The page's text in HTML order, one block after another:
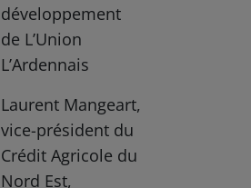
développement
de L’Union
L’Ardennais
Laurent Mangeart,
vice-président du
Crédit Agricole du
Nord Est,